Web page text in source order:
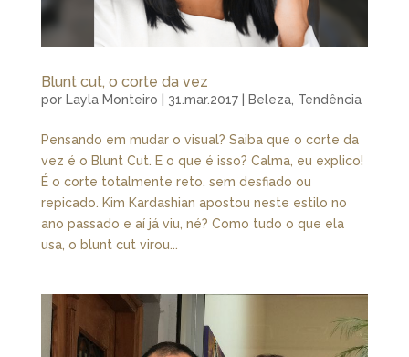
Blunt cut, o corte da vez
por Layla Monteiro 31.mar.2017| Beleza, Tendência
Pensando em mudar o visual? Saiba que o corte da
vez é o Blunt Cut. E o que é isso? Calma, eu explico!
É o corte totalmente reto, sem desfiado ou
repicado. Kim Kardashian apostou neste estilo no
ano passado e aí já viu, né? Como tudo o que ela
usa, o blunt cut virou...